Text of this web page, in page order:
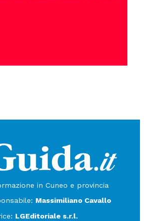
in Cuneo e provincia
Massimiliano Cavallo
LGEditoriale s.r.l.